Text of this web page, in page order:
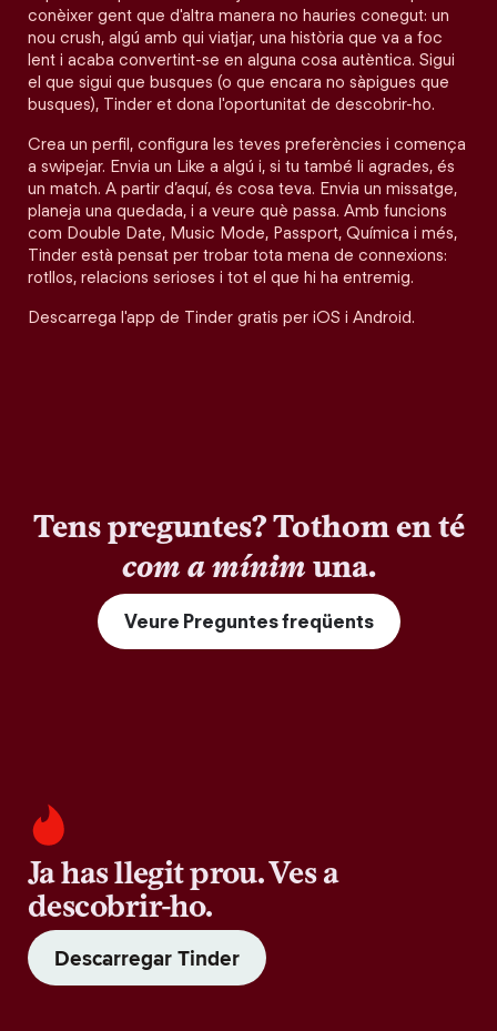
conèixer gent que d'altra manera no hauries conegut: un
nou crush, algú amb qui viatjar, una història que va a foc
lent i acaba convertint-se en alguna cosa autèntica. Sigui
el que sigui que busques (o que encara no sàpigues que
busques), Tinder et dona l'oportunitat de descobrir-ho.
Crea un perfil, configura les teves preferències i comença
a swipejar. Envia un Like a algú i, si tu també li agrades, és
un match. A partir d’aquí, és cosa teva. Envia un missatge,
planeja una quedada, i a veure què passa. Amb funcions
com Double Date, Music Mode, Passport, Química i més,
Tinder està pensat per trobar tota mena de connexions:
rotllos, relacions serioses i tot el que hi ha entremig.
Descarrega l'app de Tinder gratis per iOS i Android.
Tens preguntes? Tothom en té
com a mínimuna.
Veure Preguntes freqüents
Ja has llegit prou. Ves a
descobrir-ho.
Descarregar Tinder